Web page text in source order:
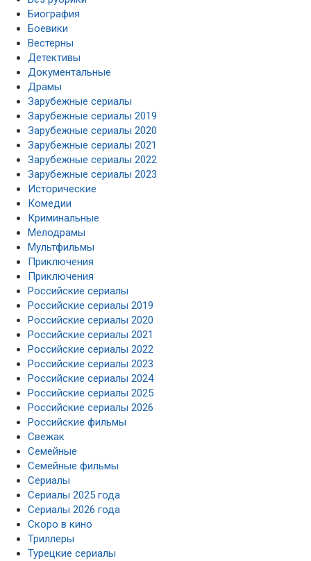
Биография
Боевики
Вестерны
Детективы
Документальные
Драмы
Зарубежные сериалы
Зарубежные сериалы 2019
Зарубежные сериалы 2020
Зарубежные сериалы 2021
Зарубежные сериалы 2022
Зарубежные сериалы 2023
Исторические
Комедии
Криминальные
Мелодрамы
Мультфильмы
Приключения
Приключения
Российские сериалы
Российские сериалы 2019
Российские сериалы 2020
Российские сериалы 2021
Российские сериалы 2022
Российские сериалы 2023
Российские сериалы 2024
Российские сериалы 2025
Российские сериалы 2026
Российские фильмы
Свежак
Семейные
Семейные фильмы
Сериалы
Сериалы 2025 года
Сериалы 2026 года
Скоро в кино
Триллеры
Турецкие сериалы